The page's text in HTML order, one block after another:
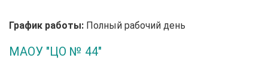
График работы: Полный рабочий день
МАОУ "ЦО № 44"